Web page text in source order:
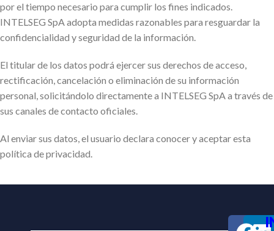
por el tiempo necesario para cumplir los fines indicados.
INTELSEG SpA adopta medidas razonables para resguardar la
confidencialidad y seguridad de la información.
El titular de los datos podrá ejercer sus derechos de acceso,
rectificación, cancelación o eliminación de su información
personal, solicitándolo directamente a INTELSEG SpA a través de
sus canales de contacto oficiales.
Al enviar sus datos, el usuario declara conocer y aceptar esta
política de privacidad.